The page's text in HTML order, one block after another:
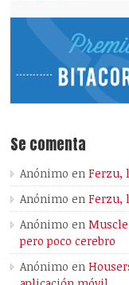
Se comenta
Anónimo enFerzu,
Anónimo enFerzu,
Anónimo en
pero poco cerebro
Anónimo en